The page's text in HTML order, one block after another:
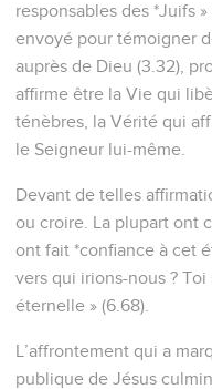
responsables des *Juifs
envoyé pour témoigner
auprès de Dieu (3.32),
affirme être la Vie qui
ténèbres, la Vérité qui
le Seigneur lui-même.
Devant de telles
ou croire. La plupart ont
ont fait *confiance à cet
vers qui irions-nous ?
éternelle » (6.68).
L’affrontement qui a
publique de Jésus